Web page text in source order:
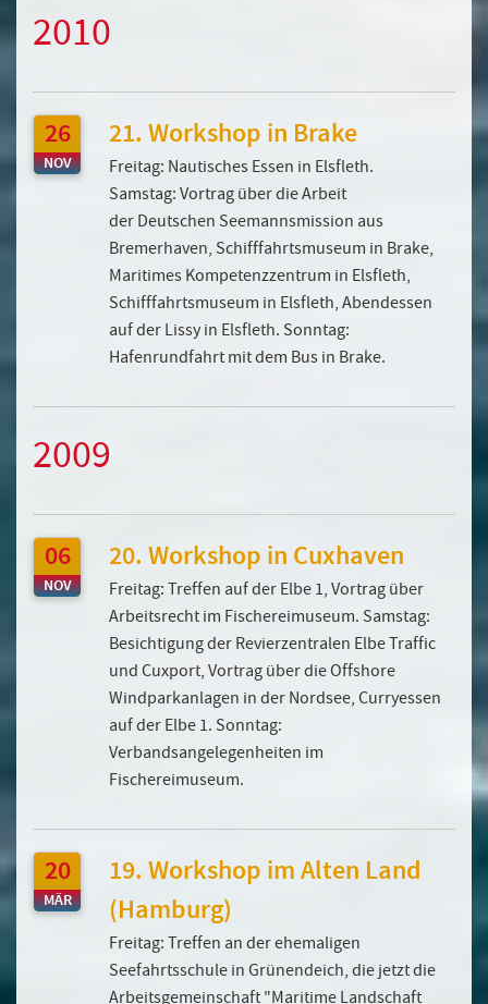
2010
26
NOV
21. Workshop in Brake
Freitag: Nautisches Essen in Elsfleth.
Samstag: Vortrag über die Arbeit
der Deutschen Seemannsmission aus
Bremerhaven, Schifffahrtsmuseum in Brake,
Maritimes Kompetenzzentrum in Elsfleth,
Schifffahrtsmuseum in Elsfleth, Abendessen
auf der Lissy in Elsfleth. Sonntag:
Hafenrundfahrt mit dem Bus in Brake.
2009
06
NOV
20. Workshop in Cuxhaven
Freitag: Treffen auf der Elbe 1, Vortrag über
Arbeitsrecht im Fischereimuseum. Samstag:
Besichtigung der Revierzentralen Elbe Traffic
und Cuxport, Vortrag über die Offshore
Windparkanlagen in der Nordsee, Curryessen
auf der Elbe 1. Sonntag:
Verbandsangelegenheiten im
Fischereimuseum.
20
MÄR
19. Workshop im Alten Land
(Hamburg)
Freitag: Treffen an der ehemaligen
Seefahrtsschule in Grünendeich, die jetzt die
Arbeitsgemeinschaft "Maritime Landschaft